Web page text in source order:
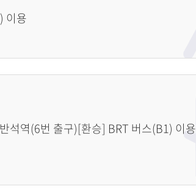
이용
석역(6번 출구)[환승] BRT 버스(B1) 이용